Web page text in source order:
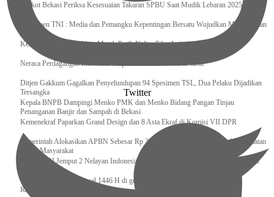
Walkot Bekasi Periksa Kesesuaian Takaran SPBU Saat Mudik Lebaran 2025
Kapuspen TNI : Media dan Pemangku Kepentingan Bersatu Wujudkan Mudik Aman
Kemenekraf Ajak Kabinet Merah Putih Nobar Film Animasi Jumbo
Neraca Perdagangan Indonesia Surplus 58 Bulan Berturut-turut
Ditjen Gakkum Gagalkan Penyelundupan 94 Spesimen TSL, Dua Pelaku Dijadikan
Tersangka
Kepala BNPB Dampingi Menko PMK dan Menko Bidang Pangan Tinjau
Penanganan Banjir dan Sampah di Bekasi
Kemenekraf Paparkan Grand Design dan 8 Asta Ekraf di Komisi VII DPR
Pemerintah Alokasikan APBN Sebesar Rp 3,4 Triliun untuk Program Cek Kesehatan
Gratis Masyarakat
Bakamla RI Jemput 2 Nelayan Indonesia di Perbatasan Terluar Indonesia Malaysia
Sidang Isbat Awal Syawal 1446 H di gelar oleh Kementerian Agama pada 29
Ramadan
Twitter